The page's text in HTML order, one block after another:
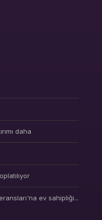
daha
ev sahipliği...